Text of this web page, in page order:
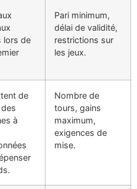
lors de
Pari minimum,
délai de validité,
restrictions sur
les jeux.
de
à
Nombre de
tours, gains
maximum,
exigences de
mise.